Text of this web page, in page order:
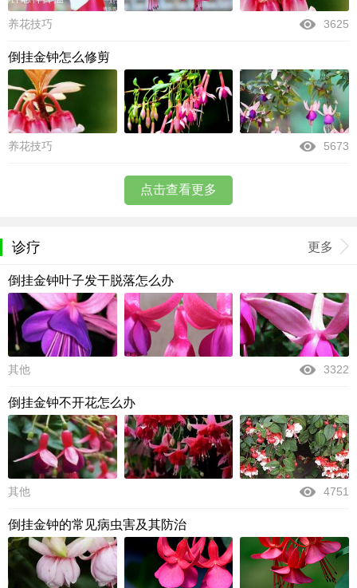
养花技巧 3625
倒挂金钟怎么修剪
养花技巧 5673
点击查看更多
诊疗 更多
倒挂金钟叶子发干脱落怎么办
其他 3322
倒挂金钟不开花怎么办
其他 4751
倒挂金钟的常见病虫害及其防治